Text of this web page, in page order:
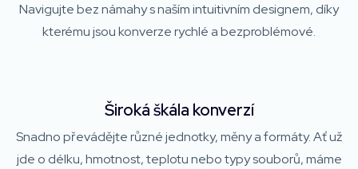
Navigujte bez námahy s naším intuitivním designem, díky
kterému jsou konverze rychlé a bezproblémové.
Široká škála konverzí
Snadno převádějte různé jednotky, měny a formáty. Ať už
jde o délku, hmotnost, teplotu nebo typy souborů, máme